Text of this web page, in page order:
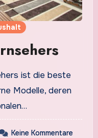
ist die beste
Modelle, deren
Keine Kommentare